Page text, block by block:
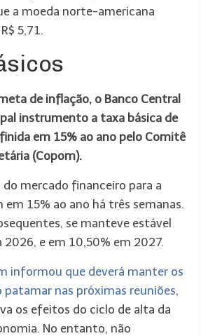
a moeda norte-americana
5,71.
de inflação, o Banco Central
instrumento a taxa básica de
em 15% ao ano pelo Comitê
(Copom).
mercado financeiro para a
em 15% ao ano há três semanas.
se manteve estável
2026, e em 10,50% em 2027.
informou que deverá manter os
patamar nas próximas reuniões,
os efeitos do ciclo de alta da
No entanto, não